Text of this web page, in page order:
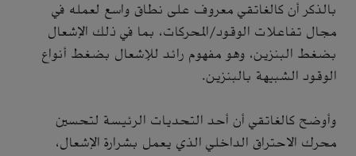
بالذكر أن كالغاتقي معروف على نطاق واسع لعمله في
مجال تفاعلات الوقود/المحركات، بما في ذلك الإشعال
بضغط البنزين، وهو مفهوم رائد للإشعال بضغط أنواع
الوقود الشبيهة بالبنزين.
وأوضح كالغاتقي أن أحد التحديات الرئيسة لتحسين
محرك الاحتراق الداخلي الذي يعمل بشرارة الإشعال،